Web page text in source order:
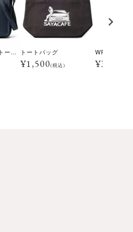
ガルフ シルバーストーン バッグ トートバッグ
¥1,500(税込) ¥3,300